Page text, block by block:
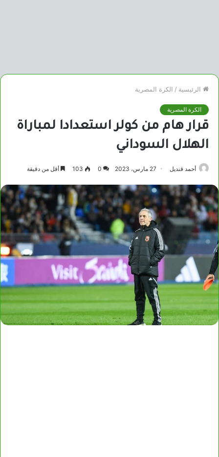
الرئيسية / الكرة المصرية
الكرة المصرية
قرار هام من كولر استعدادا لمباراة
الهلال السوداني
أحمد قنديل 27 مارس، 2023 0
103 أقل من دقيقة